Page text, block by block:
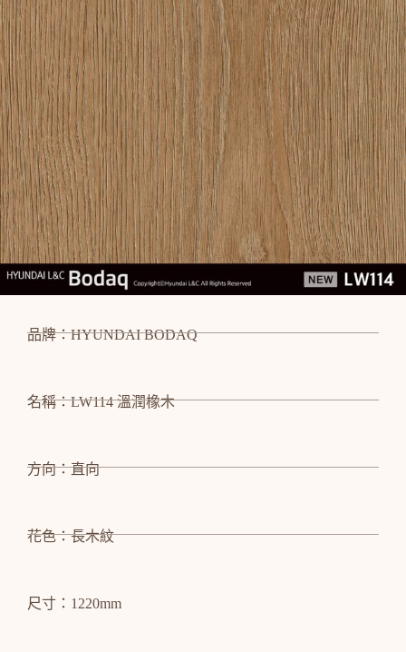
品牌：HYUNDAI BODAQ
名稱：LW114 溫潤橡木
方向：直向
花色：長木紋
尺寸：1220mm